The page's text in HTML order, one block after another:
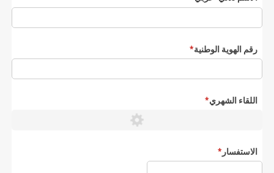
رقم الهوية الوطنية*
(required)
اللقاء الشهري *(required)
الاستفسار*
(required)